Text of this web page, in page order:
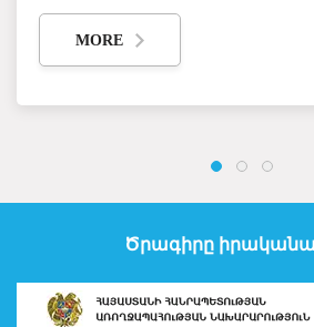
MORE
Ծրագիրը